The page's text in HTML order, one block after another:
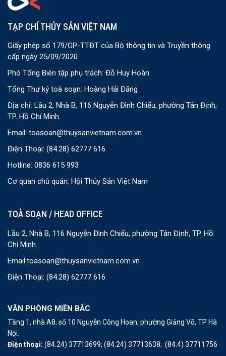
TẠP CHÍ THỦY SẢN VIỆT NAM
Giấy phép số 179/GP-TTĐT của Bộ thông tin và Truyền thông
cấp ngày 25/09/2020
Phó Tổng Biên tập phụ trách: Đỗ Huy Hoàn
Tổng Thư ký toà soạn: Hoàng Hải Đăng
Địa chỉ: Lầu 2, Nhà B, 116 Nguyễn Đình Chiểu, phường Tân Định,
TP. Hồ Chí Minh.
Email: toasoan@thuysanvietnam.com.vn
Điện Thoại: (84.28) 62777 616
Hotline: 0836 615 993
Cơ quan chủ quản: Hội Thủy Sản Việt Nam
TOÀ SOẠN / HEAD OFFICE
Lầu 2, Nhà B, 116 Nguyễn Đình Chiểu, phường Tân Định, TP. Hồ
Chí Minh.
Email:toasoan@thuysanvietnam.com.vn
Điện Thoại: (84.28) 62777 616
VĂN PHÒNG MIỀN BẮC
Tầng 1, nhà A8, số 10 Nguyễn Công Hoan, phường Giảng Võ, TP Hà
Nội.
Điện thoại: (84.24) 37713699; (84.24) 37713638; (84.4) 37711756